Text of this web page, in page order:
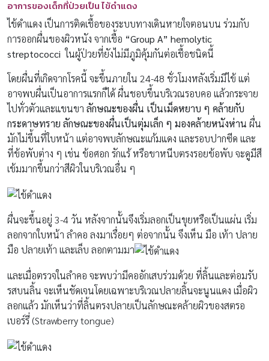
อาการของเด็กที่ป่วยเป็น ไข้ดำแดง
ไข้ดำแดง เป็นการติดเชื้อของระบบทางเดินหายใจตอนบน ร่วมกับ
การออกผื่นของผิวหนัง จากเชื้อ “Group A” hemolytic
streptococci ในผู้ป่วยที่ยังไม่มีภูมิคุ้มกันต่อเชื้อชนิดนี้
โดยผื่นที่เกิดจากโรคนี้ จะขึ้นภายใน 24-48 ชั่วโมงหลังเริ่มมีไข้ แต่
อาจพบผื่นเป็นอาการแรกก็ได้ ผื่นชอบขึ้นบริเวณรอบคอ แล้วกระจาย
ไปทั่วตัวและแขนขา ลักษณะของผื่น เป็นเม็ดหยาบ ๆ คล้ายกับ
กระดาษทราย ลักษณะของผื่นเป็นตุ่มเล็ก ๆ มองคล้ายหนังห่าน ผื่น
มักไม่ขึ้นที่ใบหน้า แต่อาจพบลักษณะแก้มแดง และรอบปากซีด และ
ที่ข้อพับต่าง ๆ เช่น ข้อศอก รักแร้ หรือขาหนีบตรงรอยข้อพับ จะดูมีสี
เข้มมากขึ้นกว่าสีผิวในบริเวณอื่น ๆ
ผื่นจะขึ้นอยู่ 3-4 วัน หลังจากนั้นจึงเริ่มลอกเป็นขุยหรือเป็นแผ่น เริ่ม
ลอกจากใบหน้า ลำคอ ลงมาเรื่อยๆ ต่อจากนั้น จึงเห็น มือ เท้า ปลาย
มือ ปลายเท้า และเล็บ ลอกตามมา
และเมื่อตรวจในลำคอ จะพบว่ามีคออักเสบร่วมด้วย ที่ลิ้นและต่อมรับ
รสบนลิ้น จะเห็นชัดเจนโดยเฉพาะบริเวณปลายลิ้นจะนูนแดง เมื่อผิว
ลอกแล้ว มักเห็นว่าที่ลิ้นตรงปลายเป็นลักษณะคล้ายผิวของสตรอ
เบอร์รี่ (Strawberry tongue)